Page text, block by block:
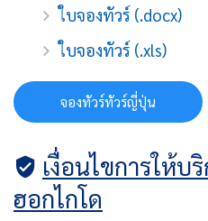
ใบจองทัวร์ (.docx)
ใบจองทัวร์ (.xls)
จองทัวร์ทัวร์ญี่ปุ่น
เงื่อนไขการให้
ฮอกไกโด